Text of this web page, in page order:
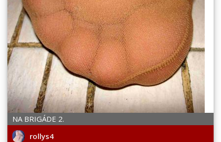
NA BRIGÁDE 2.
rollys4